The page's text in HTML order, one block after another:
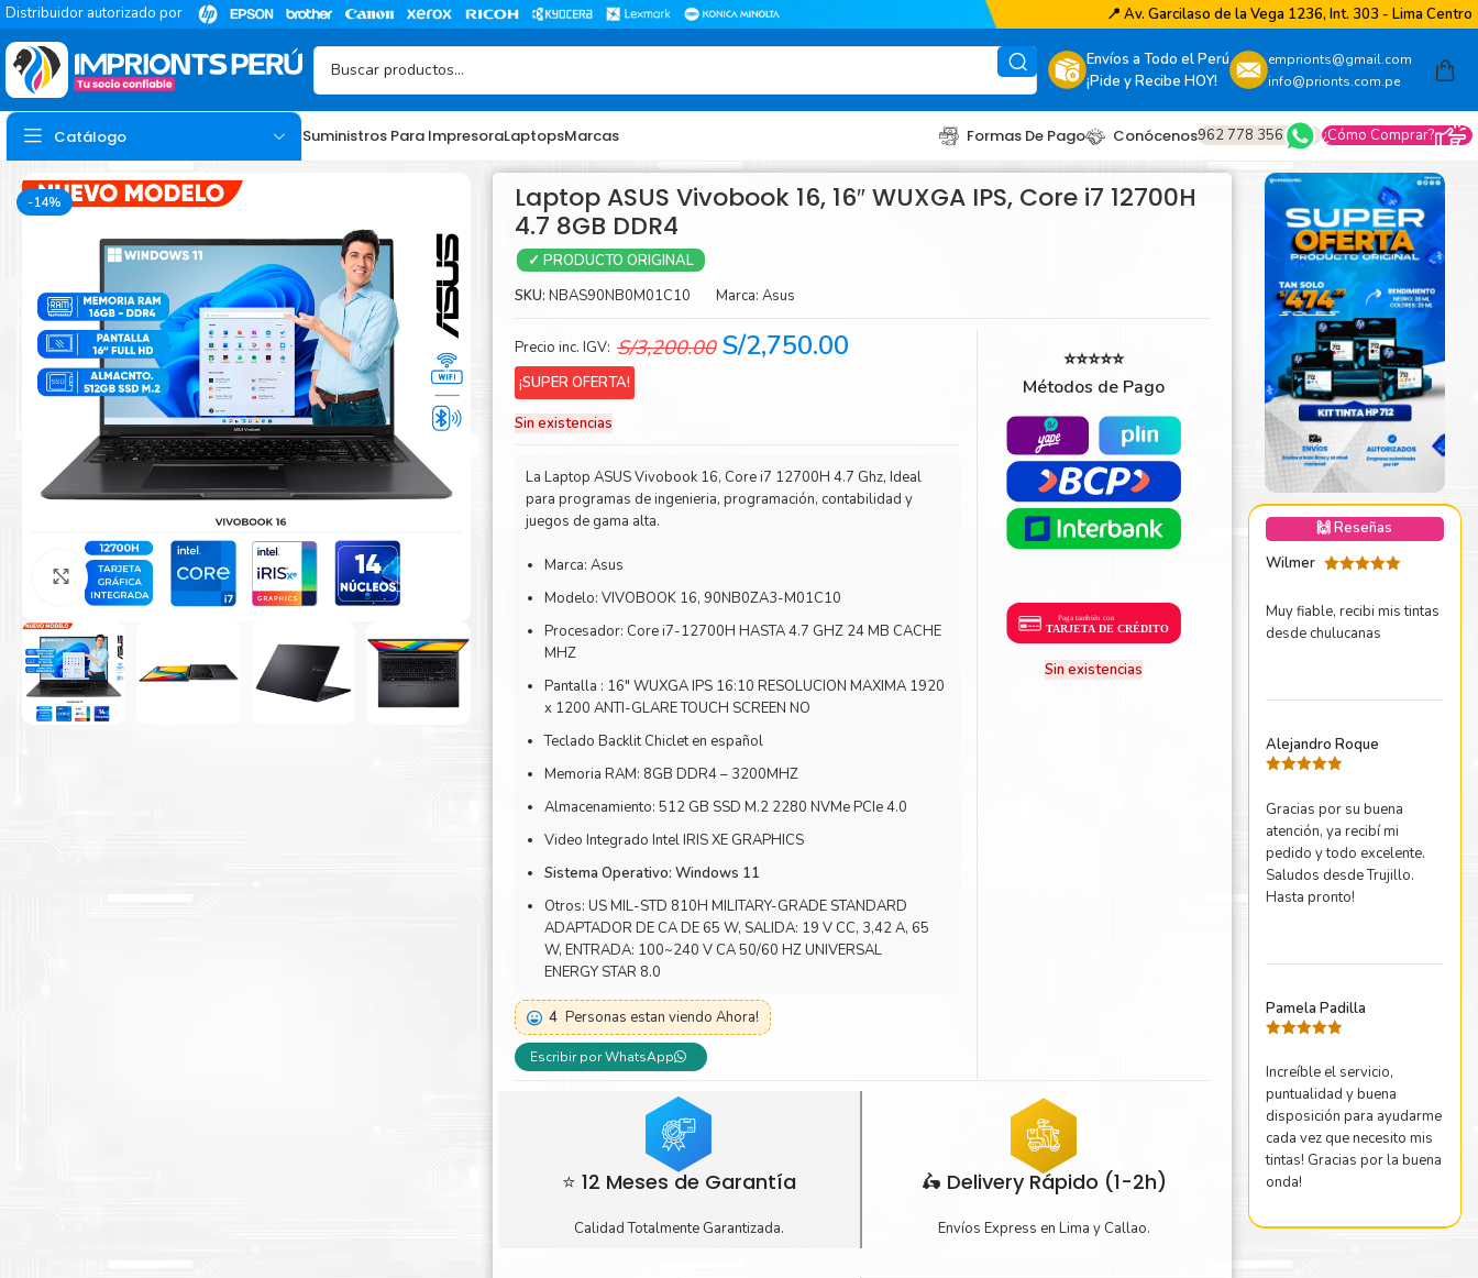
Distribuidor autorizado por 📍 Av. Garcilaso de la Vega 1236, Int. 303 - Lima Centro
Envíos a Todo el Perú
¡Pide y Recibe HOY!
emprionts@gmail.com
info@prionts.com.pe
Catálogo
TINTA
Tinta Hp
Tinta Epson
TONER
Toner Lexmark
Toner Kyocera
Toner Samsung
Toner Konica Minolta
Suministros Para ImpresoraLaptopsMarcas Formas De Pago Conócenos962 778 356 ¿Cómo Comprar?
-14%
Agrandar
Laptop ASUS Vivobook 16, 16″ WUXGA IPS, Core i7 12700H
4.7 8GB DDR4
✓ PRODUCTO ORIGINAL
SKU: NBAS90NB0M01C10 Marca: Asus
Precio inc. IGV: S/3,200.00 El
S/3,200.00.
S/2,750.00El
S/2,750.00.
¡SUPER OFERTA!
Sin existencias
La Laptop ASUS Vivobook 16, Core i7 12700H 4.7 Ghz, Ideal
para programas de ingenieria, programación, contabilidad y
juegos de gama alta.
Marca: Asus
Modelo: VIVOBOOK 16, 90NB0ZA3-M01C10
Procesador: Core i7-12700H HASTA 4.7 GHZ 24 MB CACHE
MHZ
Pantalla : 16″ WUXGA IPS 16:10 RESOLUCION MAXIMA 1920
x 1200 ANTI-GLARE TOUCH SCREEN NO
Teclado Backlit Chiclet en español
Memoria RAM: 8GB DDR4 – 3200MHZ
Almacenamiento: 512 GB SSD M.2 2280 NVMe PCIe 4.0
Video Integrado Intel IRIS XE GRAPHICS
Sistema Operativo: Windows 11
Otros: US MIL-STD 810H MILITARY-GRADE STANDARD
ADAPTADOR DE CA DE 65 W, SALIDA: 19 V CC, 3,42 A, 65
W, ENTRADA: 100~240 V CA 50/60 HZ UNIVERSAL
ENERGY STAR 8.0
4 Personas estan viendo Ahora!
Escribir por WhatsApp
⭐⭐⭐⭐⭐
Métodos de Pago
Sin existencias
⭐ 12 Meses de Garantía
Calidad Totalmente Garantizada.
🛵 Delivery Rápido (1-2h)
Envíos Express en Lima y Callao.
🙌 Reseñas
Wilmer
Muy fiable, recibi mis tintas
desde chulucanas
Alejandro Roque
Gracias por su buena
atención, ya recibí mi
pedido y todo excelente.
Saludos desde Trujillo.
Hasta pronto!
5
Pamela Padilla
Increíble el servicio,
puntualidad y buena
disposición para ayudarme
cada vez que necesito mis
tintas! Gracias por la buena
onda!